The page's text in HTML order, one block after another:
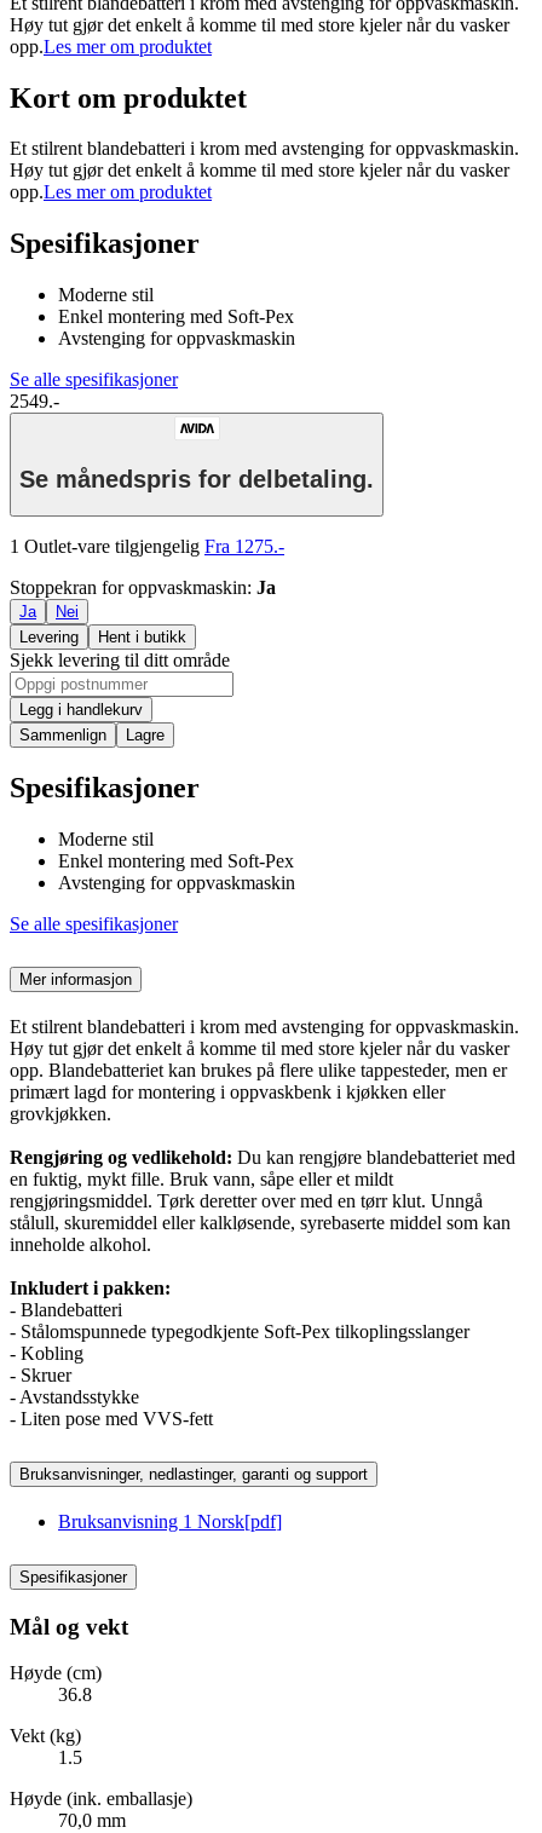
Høy tut gjør det enkelt å komme til med store kjeler når du vasker
opp.Les mer om produktet
Kort om produktet
Et stilrent blandebatteri i krom med avstenging for oppvaskmaskin.
Høy tut gjør det enkelt å komme til med store kjeler når du vasker
opp.Les mer om produktet
Spesifikasjoner
Moderne stil
Enkel montering med Soft-Pex
Avstenging for oppvaskmaskin
Se alle spesifikasjoner
2549.-
Se månedspris for delbetaling.
1 Outlet-vare tilgjengelig Fra 1275.-
Stoppekran for oppvaskmaskin: Ja
Ja
Nei
Levering
Hent i butikk
Sjekk levering til ditt område
Legg i handlekurv
Sammenlign
Lagre
Spesifikasjoner
Moderne stil
Enkel montering med Soft-Pex
Avstenging for oppvaskmaskin
Se alle spesifikasjoner
Mer informasjon
Et stilrent blandebatteri i krom med avstenging for oppvaskmaskin.
Høy tut gjør det enkelt å komme til med store kjeler når du vasker
opp. Blandebatteriet kan brukes på flere ulike tappesteder, men er
primært lagd for montering i oppvaskbenk i kjøkken eller
grovkjøkken.
Rengjøring og vedlikehold: Du kan rengjøre blandebatteriet med
en fuktig, mykt fille. Bruk vann, såpe eller et mildt
rengjøringsmiddel. Tørk deretter over med en tørr klut. Unngå
stålull, skuremiddel eller kalkløsende, syrebaserte middel som kan
inneholde alkohol.
Inkludert i pakken:
- Blandebatteri
- Stålomspunnede typegodkjente Soft-Pex tilkoplingsslanger
- Kobling
- Skruer
- Avstandsstykke
- Liten pose med VVS-fett
Bruksanvisninger, nedlastinger, garanti og support
Bruksanvisning 1 Norsk[pdf]
Spesifikasjoner
Mål og vekt
Høyde (cm)
36.8
Vekt (kg)
1.5
Høyde (ink. emballasje)
70,0 mm